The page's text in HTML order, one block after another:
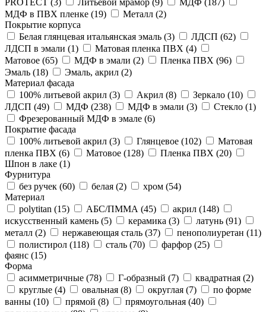
МДФ в ПВХ пленке (19) Металл (2)
Покрытие корпуса
Белая глянцевая итальянская эмаль (3) ЛДСП (62)
ЛДСП в эмали (1) Матовая пленка ПВХ (4)
Матовое (65) МДФ в эмали (2) Пленка ПВХ (96)
Эмаль (18) Эмаль, акрил (2)
Материал фасада
100% литьевой акрил (3) Акрил (8) Зеркало (10)
ЛДСП (49) МДФ (238) МДФ в эмали (3) Стекло (1)
Фрезерованный МДФ в эмале (6)
Покрытие фасада
100% литьевой акрил (3) Глянцевое (102)
Матовая
пленка ПВХ (6) Матовое (128) Пленка ПВХ (20)
Шпон в лаке (1)
Фурнитура
без ручек (60) белая (2) хром (54)
Материал
polytitan (15) АБС/ПММА (45) акрил (148)
искусственный камень (5) керамика (3) латунь (91)
металл (2) нержавеющая сталь (37) пенополиуретан (11)
полистирол (118) сталь (70) фарфор (25)
фаянс (15)
Форма
асимметричные (78) Г-образный (7) квадратная (2)
круглые (4) овальная (8) округлая (7)
по форме
ванны (10) прямой (8) прямоугольная (40)